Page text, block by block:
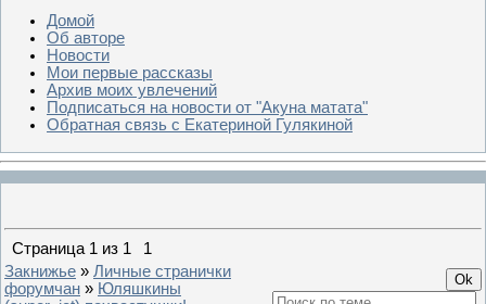
Домой
Об авторе
Новости
Мои первые рассказы
Архив моих увлечений
Подписаться на новости от "Акуна матата"
Обратная связь с Екатериной Гулякиной
Страница 1 из 1
1
Закнижье » Личные странички
форумчан » Юляшкины